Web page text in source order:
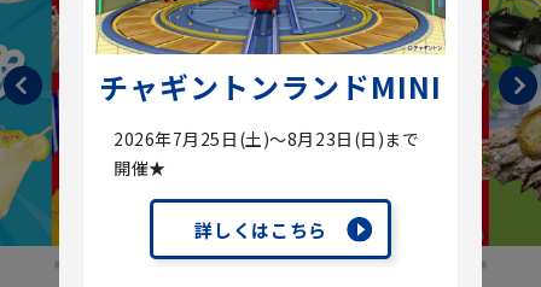
チャギントンランドMINI
2026年7月25日(土)～8月23日(日)まで
開催★
詳しくはこちら